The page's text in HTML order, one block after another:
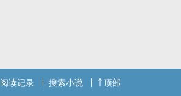
阅读记录 搜索小说 顶部